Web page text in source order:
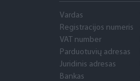
Vardas
Registracijos numeris
VAT number
Parduotuvių adresas
Juridinis adresas
Bankas